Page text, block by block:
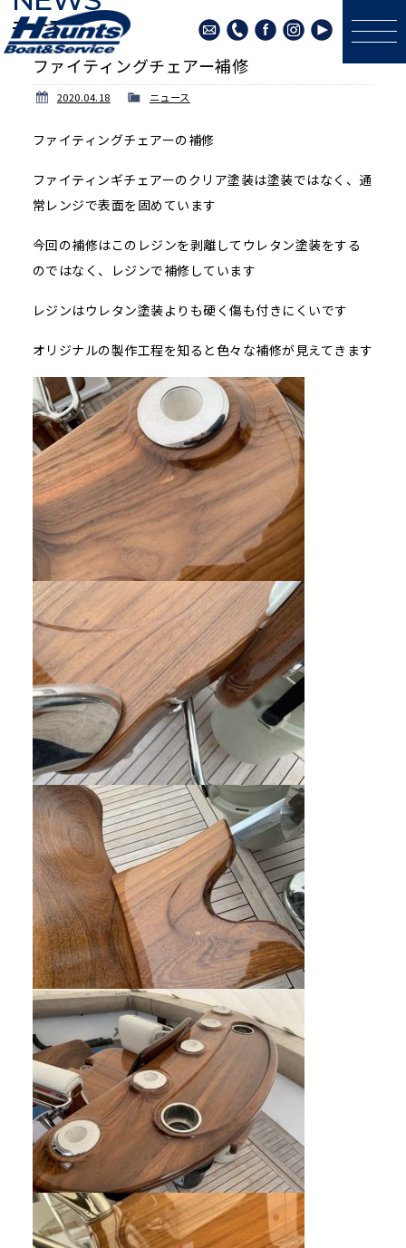
ニュース
ファイティングチェアー補修
2020.04.18 ニュース
ファイティングチェアーの補修
ファイティンギチェアーのクリア塗装は塗装ではなく、通
常レンジで表面を固めています
今回の補修はこのレジンを剥離してウレタン塗装をする
のではなく、レジンで補修しています
レジンはウレタン塗装よりも硬く傷も付きにくいです
オリジナルの製作工程を知ると色々な補修が見えてきます